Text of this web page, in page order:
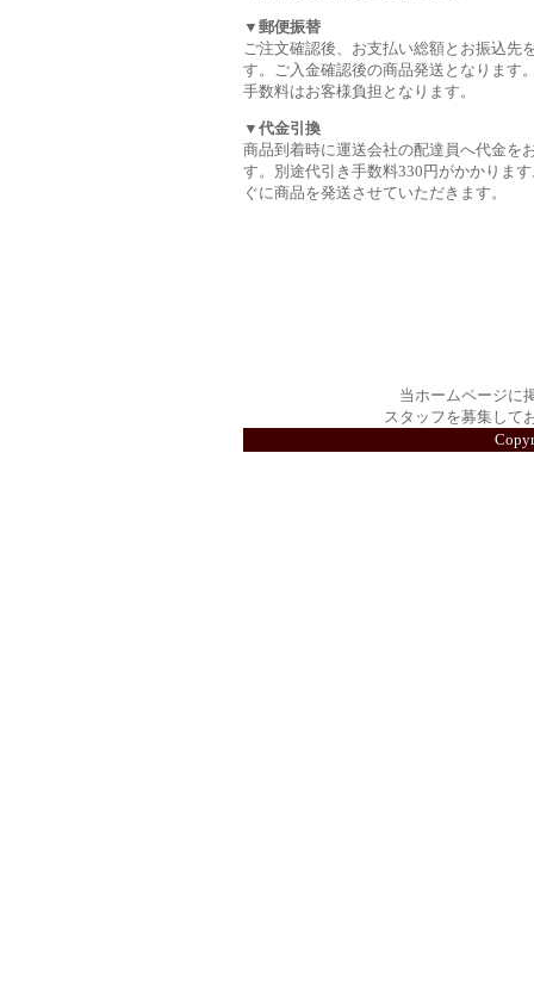
▼郵便振替
ご注文確認後、お支払い総額とお振込先
す。ご入金確認後の商品発送となります
手数料はお客様負担となります。
▼代金引換
商品到着時に運送会社の配達員へ代金を
す。別途代引き手数料330円がかかりま
ぐに商品を発送させていただきます。
当ホームページに
スタッフを募集して